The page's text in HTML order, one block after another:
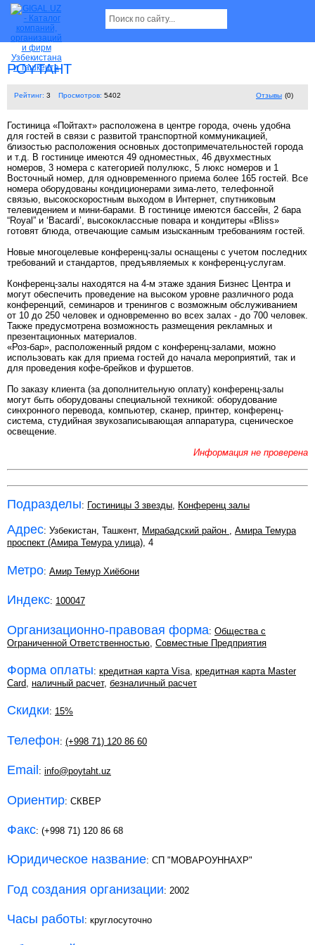
POYTAHT
Рейтинг: 3 Просмотров: 5402 Отзывы (0)
Гостиница «Пойтахт» расположена в центре города, очень удобна
для гостей в связи с развитой транспортной коммуникацией,
близостью расположения основных достопримечательностей города
и т.д. В гостинице имеются 49 одноместных, 46 двухместных
номеров, 3 номера с категорией полулюкс, 5 люкс номеров и 1
Восточный номер, для одновременного приема более 165 гостей. Все
номера оборудованы кондиционерами зима-лето, телефонной
связью, высокоскоростным выходом в Интернет, спутниковым
телевидением и мини-барами. В гостинице имеются бассейн, 2 бара
“Royal” и ‘Bacardi’, высококлассные повара и кондитеры «Bliss»
готовят блюда, отвечающие самым изысканным требованиям гостей.
Новые многоцелевые конференц-залы оснащены с учетом последних
требований и стандартов, предъявляемых к конференц-услугам.
Конференц-залы находятся на 4-м этаже здания Бизнес Центра и
могут обеспечить проведение на высоком уровне различного рода
конференций, семинаров и тренингов с возможным обслуживанием
от 10 до 250 человек и одновременно во всех залах - до 700 человек.
Также предусмотрена возможность размещения рекламных и
презентационных материалов.
«Роз-бар», расположенный рядом с конференц-залами, можно
использовать как для приема гостей до начала мероприятий, так и
для проведения кофе-брейков и фуршетов.
По заказу клиента (за дополнительную оплату) конференц-залы
могут быть оборудованы специальной техникой: оборудование
синхронного перевода, компьютер, сканер, принтер, конференц-
система, студийная звукозаписывающая аппаратура, сценическое
освещение.
Информация не проверена
Подразделы: Гостиницы 3 звезды, Конференц залы
Адрес: Узбекистан, Ташкент, Мирабадский район , Амира Темура
проспект (Амира Темура улица), 4
Метро: Амир Темур Хиёбони
Индекс: 100047
Организационно-правовая форма: Общества с
Ограниченной Ответственностью Совместные Предприятия
Форма оплаты: кредитная карта Visa, кредитная карта Master
Card, наличный расчет, безналичный расчет
Скидки: 15%
Телефон: (+998 71) 120 86 60
Email : info@poytaht.uz
Ориентир: СКВЕР
Факс: (+998 71) 120 86 68
Юридическое название: СП "МОВАРОУННАХР"
Год создания организации: 2002
Часы работы: круглосуточно